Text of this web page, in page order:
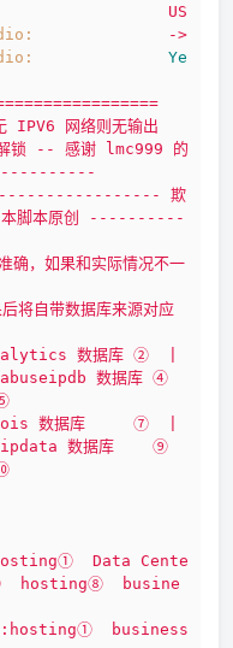
US
->
Ye
IPV6
网络则无输出
锁 -- 感谢 lmc999
的
-------------------
欺
本脚本原创
----------
确，如果和实际情况不一
将自带数据库来源对应
数据库 ②
abuseipdb 数据库 ④
数据库 ⑦
ipdata 数据库
⑨
Data Cente
hosting⑧
busine
business